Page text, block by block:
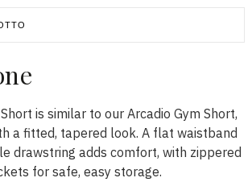
is similar to our Arcadio Gym Short,
a fitted, tapered look. A flat waistband
drawstring adds comfort, with zippered
for safe, easy storage.